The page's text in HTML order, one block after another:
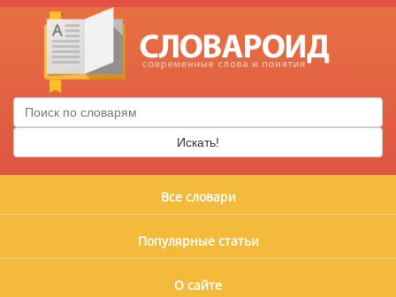
Искать!
Все словари
Популярные статьи
О сайте